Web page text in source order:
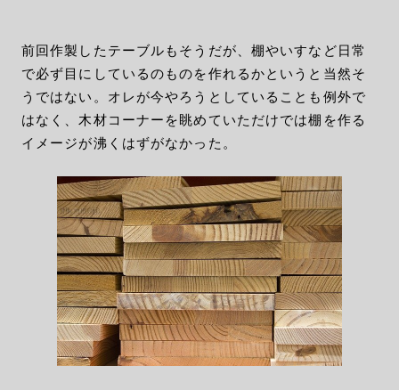
前回作製したテーブルもそうだが、棚やいすなど日常
で必ず目にしているのものを作れるかというと当然そ
うではない。オレが今やろうとしていることも例外で
はなく、木材コーナーを眺めていただけでは棚を作る
イメージが沸くはずがなかった。